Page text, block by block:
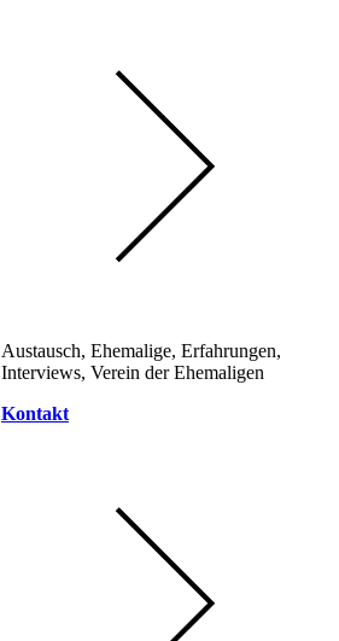
Austausch, Ehemalige, Erfahrungen,
Interviews, Verein der Ehemaligen
Kontakt